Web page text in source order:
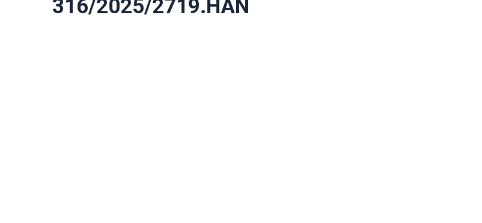
316/2025/2719.HAN